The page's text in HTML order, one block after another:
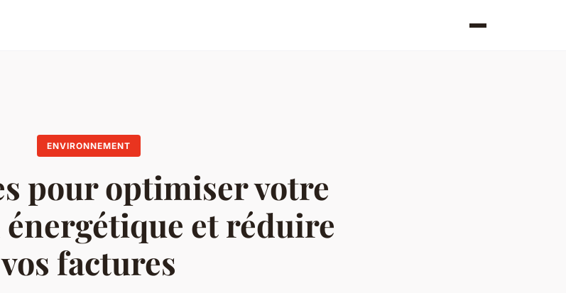
ENVIRONNEMENT
pour optimiser votre
et réduire
vos factures